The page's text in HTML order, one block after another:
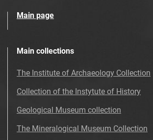
Main page
Main collections
The Institute of Archaeology Collection
Collection of the Instytute of History
Geological Museum collection
The Mineralogical Museum Collection